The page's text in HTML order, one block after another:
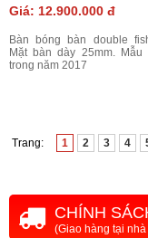
Giá: 12.900.000 đ
Bàn bóng bàn double
Mặt bàn dày 25mm. Mẫu
trong năm 2017
Trang: 1 2 3 4
CHÍNH
(Giao hàng tại